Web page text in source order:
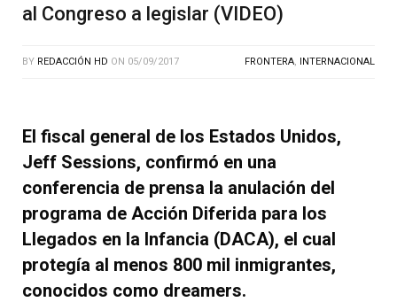
al Congreso a legislar (VIDEO)
BY REDACCIÓN HD ON 05/09/2017 FRONTERA, INTERNACIONAL
El fiscal general de los Estados Unidos,
Jeff Sessions, confirmó en una
conferencia de prensa la anulación del
programa de Acción Diferida para los
Llegados en la Infancia (DACA), el cual
protegía al menos 800 mil inmigrantes,
conocidos como dreamers.